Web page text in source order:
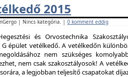
2015
| Nincs kategória. | 0 komment eddig
és Orvostechnika
épület vetélkedő. A vetélkedőn
nem szükséges
nem csak szakosztályosok! A
a legjobban teljesítő csapatokat